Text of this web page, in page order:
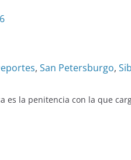
, San Petersburgo,
es la penitencia con la que